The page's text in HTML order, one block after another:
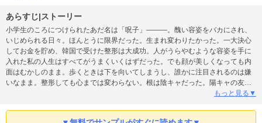
あらすじ|ストーリー
小学生のころにつけられたあだ名は「呪子」―――。醜い容姿をバカにされ、
いじめられる日々。ほんとうに限界だった。生まれ変わりたかった。一大決心
してお金を貯め、韓国で受けた整形は大成功。人がうらやむような容姿を手に
入れた私の人生はすべてがうまくいくはずだった。でも顔が美しくなっても内
面はむかしのまま。歩くときは下を向いてしまうし、誰かに注目されるのは嫌
いなまま。整形しても心までは変わらない。根は陰キャだった。陽キャの友だ
ち香里とも内心少しどきどきしながら話している。そんな日々のなか私の前に
ての暗い過去をしる男、藤枝だった―――。
もっと見る▼